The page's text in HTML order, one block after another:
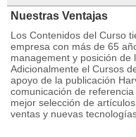
Nuestras Ventajas
Los Contenidos del Curso
empresa con más de 65
management y posición de
Adicionalmente el Cursos
apoyo de la publicación
comunicación de
mejor selección de
ventas y nuevas